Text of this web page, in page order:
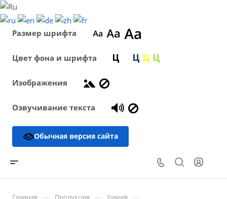
Размер шрифта
Цвет фона и шрифта
Изображения
Озвучивание текста
Обычная версия сайта
Главная — Продукция — Химия —